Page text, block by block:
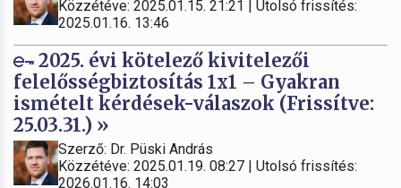
Közzétéve: 2025.01.15. 21:21 | Utolsó frissítés:
2025.01.16. 13:46
2025. évi kötelező kivitelezői
felelősségbiztosítás 1x1 – Gyakran
ismételt kérdések-válaszok (Frissítve:
25.03.31.) »
Szerző: Dr. Püski András
Közzétéve: 2025.01.19. 08:27 | Utolsó frissítés:
2026.01.16. 14:03